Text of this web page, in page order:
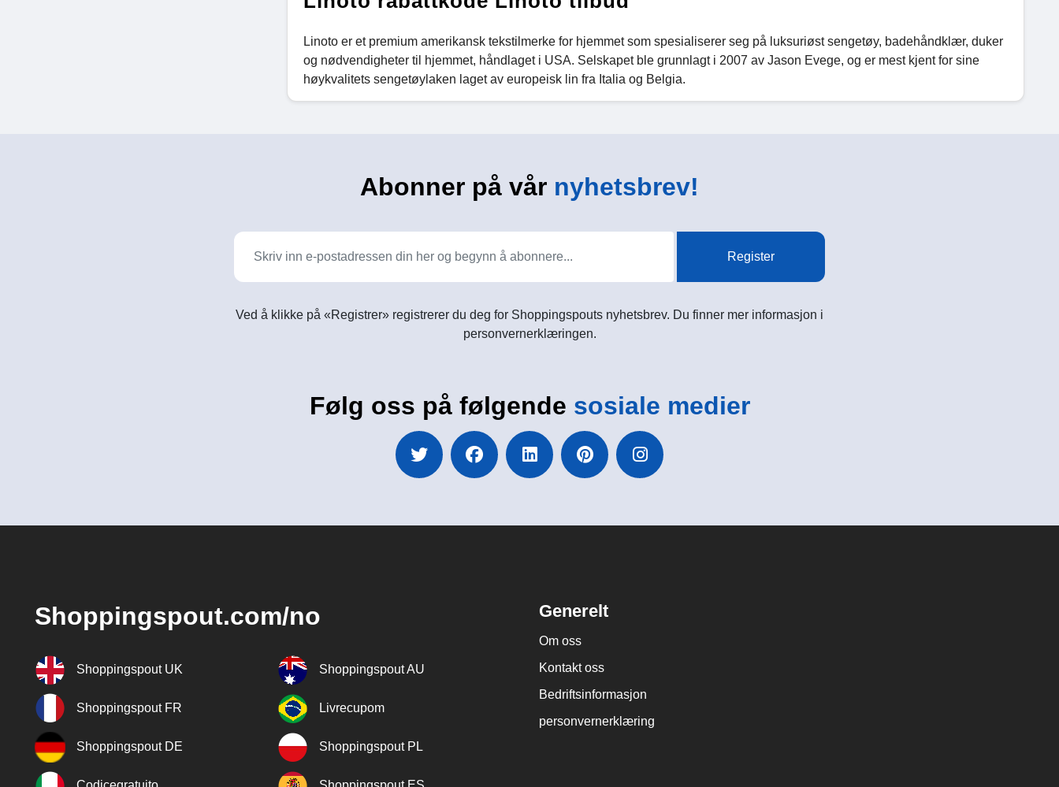
Linoto er et premium amerikansk tekstilmerke for hjemmet som spesialiserer seg på luksuriøst sengetøy, badehåndklær, duker
og nødvendigheter til hjemmet, håndlaget i USA. Selskapet ble grunnlagt i 2007 av Jason Evege, og er mest kjent for sine
høykvalitets sengetøylaken laget av europeisk lin fra Italia og Belgia.
Abonner på vår nyhetsbrev!
Register
Ved å klikke på «Registrer» registrerer du deg for Shoppingspouts nyhetsbrev. Du finner mer informasjon i
personvernerklæringen.
Følg oss på følgende sosiale medier
Shoppingspout.com/no
Shoppingspout UK Shoppingspout AU
Shoppingspout FR Livrecupom
Shoppingspout DE Shoppingspout PL
Generelt
Om oss
Kontakt oss
Bedriftsinformasjon
personvernerklæring